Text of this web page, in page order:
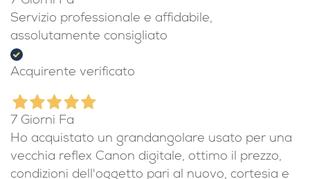
Acquirente verificato
7 Giorni Fa
Servizio professionale e affidabile,
Acquirente verificato
7 Giorni Fa